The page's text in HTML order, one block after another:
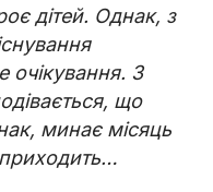
дітей. Однак, з
очікування. З
що
минає місяць